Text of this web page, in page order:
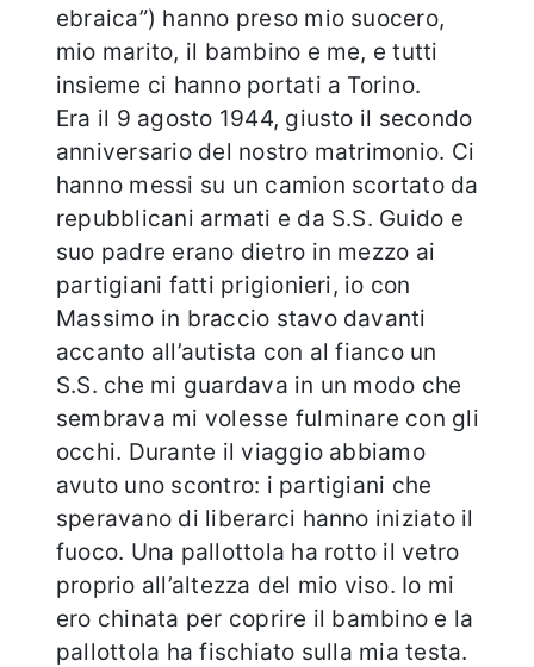
ebraica”) hanno preso mio suocero,
mio marito, il bambino e me, e tutti
insieme ci hanno portati a Torino.
Era il 9 agosto 1944, giusto il secondo
anniversario del nostro matrimonio. Ci
hanno messi su un camion scortato da
repubblicani armati e da S.S. Guido e
suo padre erano dietro in mezzo ai
partigiani fatti prigionieri, io con
Massimo in braccio stavo davanti
accanto all’autista con al fianco un
S.S. che mi guardava in un modo che
sembrava mi volesse fulminare con gli
occhi. Durante il viaggio abbiamo
avuto uno scontro: i partigiani che
speravano di liberarci hanno iniziato il
fuoco. Una pallottola ha rotto il vetro
proprio all’altezza del mio viso. Io mi
ero chinata per coprire il bambino e la
pallottola ha fischiato sulla mia testa.